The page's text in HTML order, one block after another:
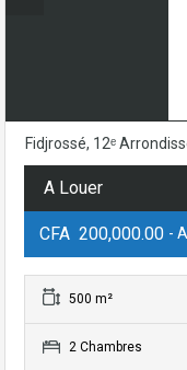
Fidjrossé, 12ᵉ
A Louer
CFA 200,000.00 -
500 m²
2 Chambres